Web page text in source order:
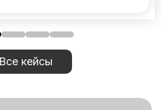
Все кейсы